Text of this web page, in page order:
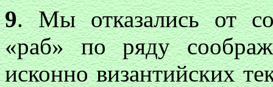
9. Мы отказались от
«раб» по ряду
исконно византийских